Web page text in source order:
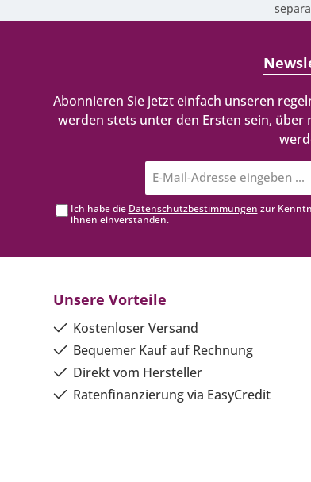
Abonnieren Sie jetzt einfach unseren
werden stets unter den Ersten sein,
Mail-
Ich habe die Datenschutzbestimmungen zur
ihnen einverstanden.
Unsere Vorteile
Kostenloser Versand
Bequemer Kauf auf Rechnung
Direkt vom Hersteller
Ratenfinanzierung via EasyCredit